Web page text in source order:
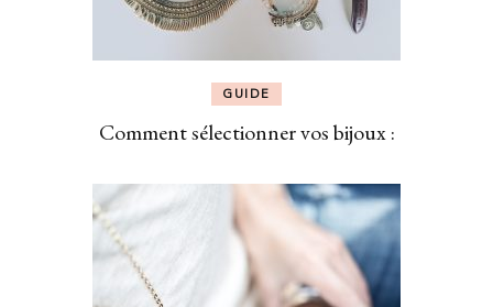
GUIDE
Comment sélectionner vos bijoux :